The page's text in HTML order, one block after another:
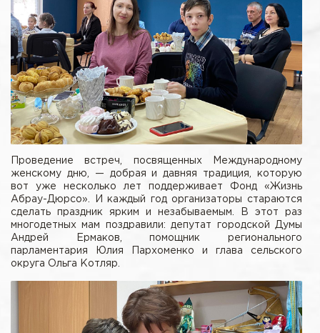
Проведение встреч, посвященных Международному
женскому дню, — добрая и давняя традиция, которую
вот уже несколько лет поддерживает Фонд «Жизнь
Абрау-Дюрсо». И каждый год организаторы стараются
сделать праздник ярким и незабываемым. В этот раз
многодетных мам поздравили: депутат городской Думы
Андрей Ермаков, помощник регионального
парламентария Юлия Пархоменко и глава сельского
округа Ольга Котляр.